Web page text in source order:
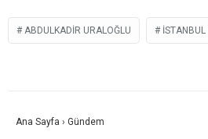
ABDULKADIR URALOĞLU
Ana Sayfa › Gündem